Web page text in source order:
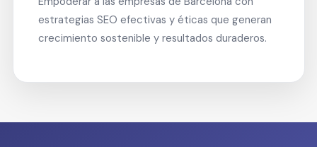
estrategias SEO efectivas y éticas que generan
crecimiento sostenible y resultados duraderos.